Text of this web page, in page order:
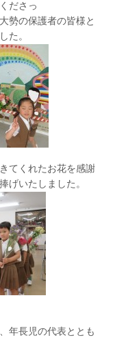
ださっ
勢の保護者の皆様と
た。
てくれたお花を感謝
げいたしました。
年長児の代表ととも